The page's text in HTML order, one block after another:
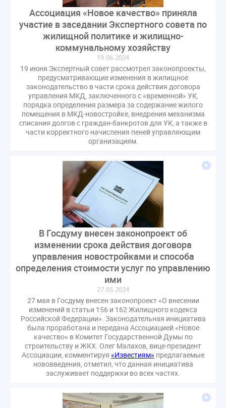
ПМЮФ-2024
Перепланировка ОДИ
Поручение Президента
Правительства РФ
Правительство диагностика
РКЦ
Разъяснения
Резолюция
Свидетельство о поверке
Собрание собственников
Соглашение о сотрудничестве
Статья
Стратегия развития ЖКХ 2030
Судебная практика ЖКХ
Требования
Форум
Цифорвизация
арендатор
вентиляционные каналы
внеплановые проверки
выбор УК
гарантийная управляющая компания
гарантирующие управляющие организации
демоэкзамен
депутаты
дисквалификация
документ
единство измерений
жалобы
жилищный надзор
закон о банкротстве
изменения в ЖК РФ
изменения в Положение
индексация
индикаторы риска
кадры
категория риска
кворум ОСС
коммунальные ресурсы
коррупция
микрогенерация
надзор
неосновательное обогащение
непредвиденные расходы
нормотворчество
общедомовое имущество
общедомовой прибор учета
общее собрание
оплата отопления
особенности взимания пени
Ассоциация «Новое качество» приняла
участие в заседании Экспертного совета по
жилищной политике и жилищно-
коммунальному хозяйству
19.06.2024
19 июня Экспертный совет рассмотрел законопроекты,
предусматривающие изменения в жилищное
законодательство в части срока действия договора
управления МКД, заключенного с «временной» УК,
порядка определения размера за содержание жилого
помещения в МКД-новостройке, внедрения механизма
списания долгов с граждан-банкротов для УК, а также в
части корректного начисления пеней управляющим
организациям.
В Госдуму внесен законопроект об
изменении срока действия договора
управления новостройками и способа
определения стоимости услуг по управлению
ими
27.05.2024
27 мая в Госдуму внесен законопроект «О внесении
изменений в статьи 156 и 162 Жилищного кодекса
Российской Федерации». Законодательная инициатива
была проработана и передана Ассоциацией «Новое
качество» в Комитет Государственной Думы по
строительству и ЖКХ. Олег Малахов, вице-президент
Ассоциации, комментируя «Известиям» предлагаемые
нововведения, отметил, что данная инициатива
заслуживает поддержки во всех частях.